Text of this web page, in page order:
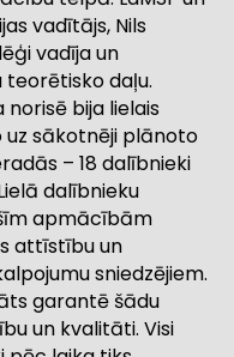
vadītājs, Nils
vadīja un
daļu.
bija lielais
uz sākotnēji plānoto
– 18 dalībnieki
dalībnieku
apmācībām
attīstību un
sniedzējiem.
garantē šādu
un kvalitāti. Visi